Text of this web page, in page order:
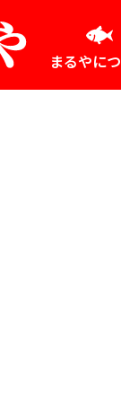
まるやに